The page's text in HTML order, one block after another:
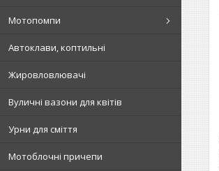
Мотопомпи
Автоклави, коптильні
Жировловлювачі
Вуличні вазони для квітів
Урни для сміття
Мотоблочні причепи